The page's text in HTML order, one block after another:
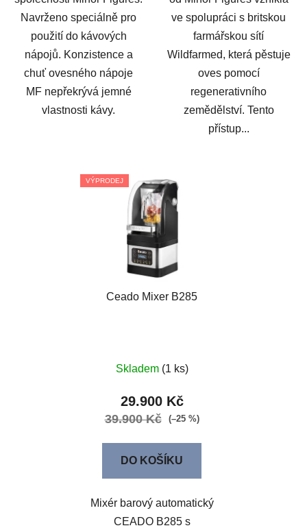
Navrženo speciálně pro
použití do kávových
nápojů. Konzistence a
chuť ovesného nápoje
MF nepřekrývá jemné
vlastnosti kávy.
ve spolupráci s britskou
farmářskou sítí
Wildfarmed, která pěstuje
oves pomocí
regenerativního
zemědělství. Tento
přístup...
VÝPRODEJ
Ceado Mixer B285
Skladem (1 ks)
29.900 Kč
39.900 Kč (–25 %)
DO KOŠÍKU
Mixér barový automatický
CEADO B285 s